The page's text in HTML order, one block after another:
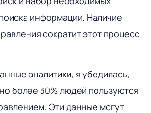
информации. Наличие
сократит этот процесс
аналитики, я убедилась,
более 30% людей пользуются
Эти данные могут